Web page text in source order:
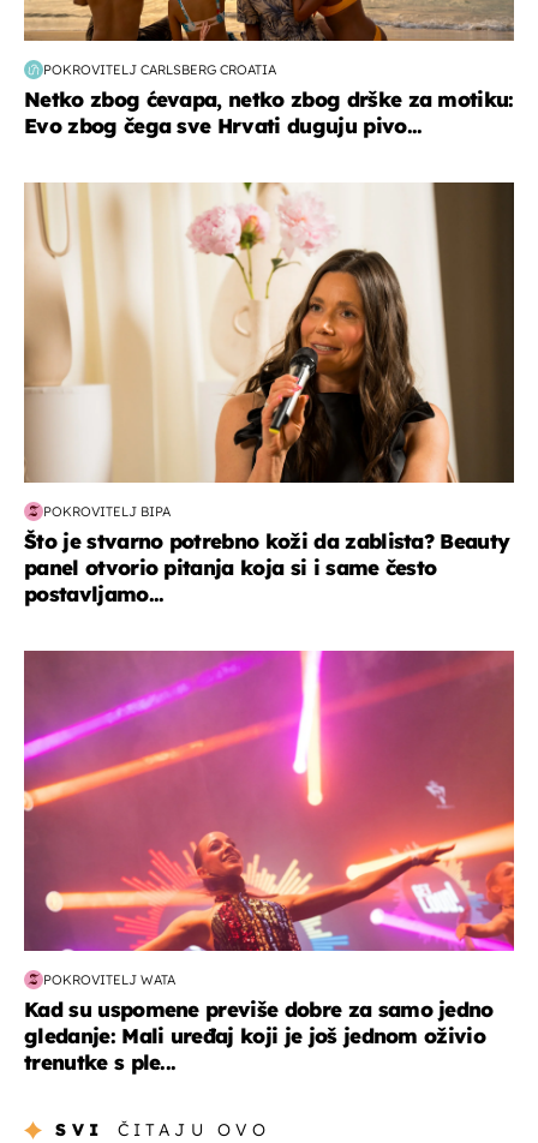
POKROVITELJ CARLSBERG CROATIA
Netko zbog ćevapa, netko zbog drške za motiku:
Evo zbog čega sve Hrvati duguju pivo...
moda & ljepota
POKROVITELJ BIPA
Što je stvarno potrebno koži da zablista? Beauty
panel otvorio pitanja koja si i same često
postavljamo...
POKROVITELJ WATA
Kad su uspomene previše dobre za samo jedno
gledanje: Mali uređaj koji je još jednom oživio
trenutke s ple...
SVI ČITAJU OVO